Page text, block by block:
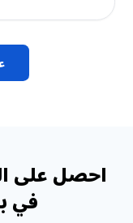
احصل على
في